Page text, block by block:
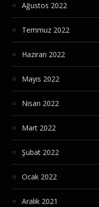
Ağustos 2022
Temmuz 2022
Haziran 2022
Mayıs 2022
Nisan 2022
Mart 2022
Şubat 2022
Ocak 2022
Aralık 2021